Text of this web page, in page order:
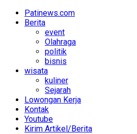
Patinews.com
Berita
event
Olahraga
politik
bisnis
wisata
kuliner
Sejarah
Lowongan Kerja
Kontak
Youtube
Kirim Artikel/Berita